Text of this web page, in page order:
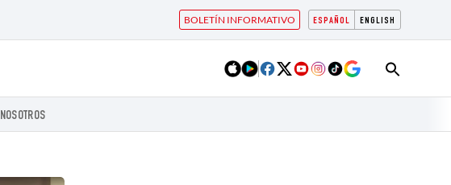
ESPAÑOL ENGLISH
BOLETÍN INFORMATIVO
NOSOTROS